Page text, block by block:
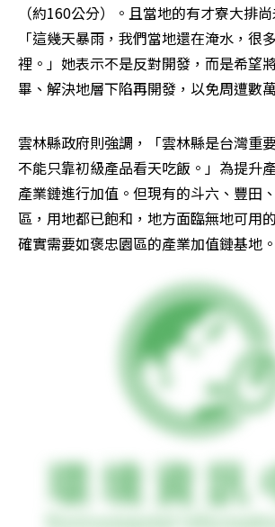
（約160公分）。且當地的有才寮大排
「這幾天暴雨，我們當地還在淹水，很
裡。」她表示不是反對開發，而是希望
畢、解決地層下陷再開發，以免周遭數
雲林縣政府則強調，「雲林縣是台灣重
不能只靠初級產品看天吃飯。」為提升
產業鏈進行加值。但現有的斗六、豐田
區，用地都已飽和，地方面臨無地可用
確實需要如褒忠園區的產業加值鏈基地。